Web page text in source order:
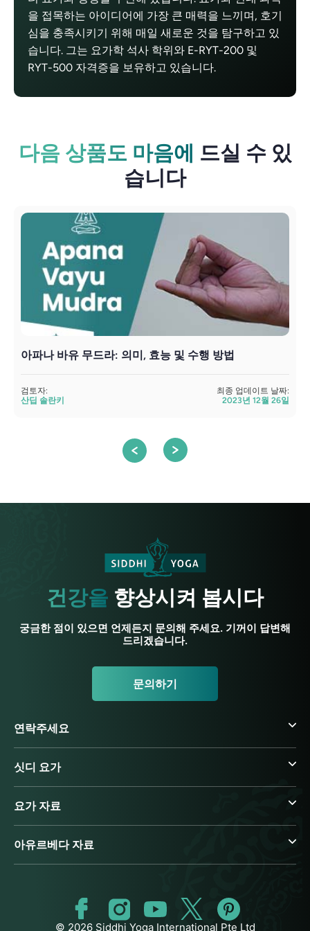
을 접목하는 아이디어에 가장 큰 매력을 느끼며, 호기
심을 충족시키기 위해 매일 새로운 것을 탐구하고 있
습니다. 그는 요가학 석사 학위와 E-RYT-200 및
RYT-500 자격증을 보유하고 있습니다.
다음 상품도 마음에 드실 수 있
습니다
아파나 바유 무드라: 의미, 효능 및 수행 방법
검토자:
산딥 솔란키
최종 업데이트 날짜:
2023년 12월 26일
건강을 향상시켜 봅시다
궁금한 점이 있으면 언제든지 문의해 주세요. 기꺼이 답변해
드리겠습니다.
문의하기
연락주세요
싯디 요가
요가 자료
아유르베다 자료
© 2026 Siddhi Yoga International Pte Ltd